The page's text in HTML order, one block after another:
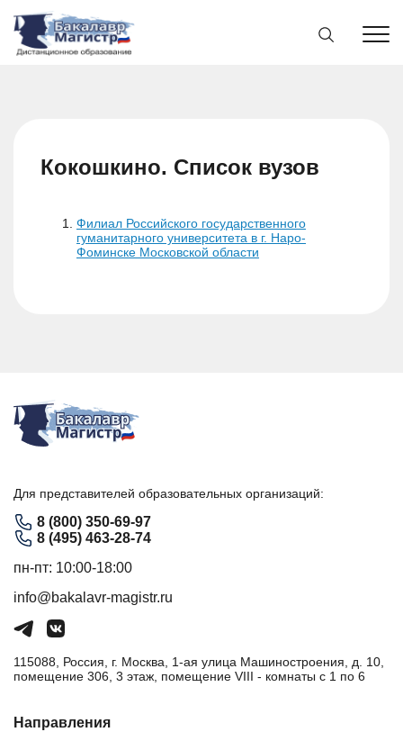
Кокошкино. Список вузов
Филиал Российского государственного
гуманитарного университета в г. Наро-
Фоминске Московской области
Для представителей образовательных организаций:
8 (800) 350-69-97
8 (495) 463-28-74
пн-пт: 10:00-18:00
info@bakalavr-magistr.ru
115088, Россия, г. Москва, 1-ая улица Машиностроения, д. 10,
помещение 306, 3 этаж, помещение VIII - комнаты с 1 по 6
Направления